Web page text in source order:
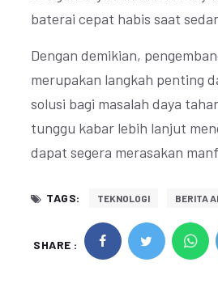
baterai cepat habis saat
Dengan demikian,
merupakan langkah penting
solusi bagi masalah daya
tunggu kabar lebih lanjut
dapat segera merasakan
TAGS: TEKNOLOGI BERITA AI
SHARE :